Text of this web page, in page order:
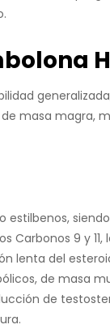
masa magra,
Carbonos 9 y
lenta del
de masa
de